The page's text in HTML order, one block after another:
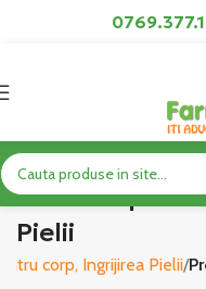
Produse
Pielii
corp, Ingrijirea Pielii